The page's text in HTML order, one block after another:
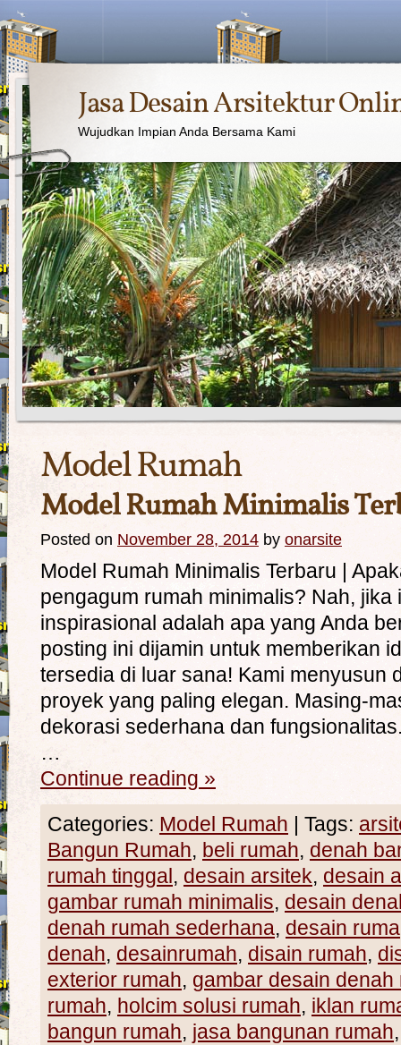
Jasa Desain Arsitektur
Wujudkan Impian Anda Bersama Kami
Model Rumah
Model Rumah Minimalis
Posted on November 28, 2014 by onarsite
Model Rumah Minimalis Terbaru |
pengagum rumah minimalis? Nah, jika
inspirasional adalah apa yang Anda
posting ini dijamin untuk memberikan
tersedia di luar sana! Kami menyusun
proyek yang paling elegan. Masing-
dekorasi sederhana dan
…
Continue reading »
Categories: Model Rumah | Tags:
Bangun Rumah, beli rumah, denah
rumah tinggal, desain arsitek, desain
gambar rumah minimalis, desain
denah rumah sederhana, desain ruma
denah, desainrumah, disain rumah,
exterior rumah, gambar desain denah
rumah, holcim solusi rumah, iklan
bangun rumah, jasa bangunan rumah